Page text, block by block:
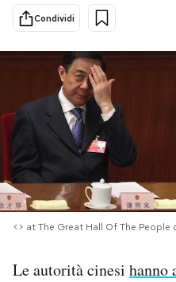
Scienza
Economia
Sport
PODCAST
NEWSLETTER
I MIEI PREFERITI
Condividi
<> at The Great Hall Of The People
Le autorità cinesi hanno